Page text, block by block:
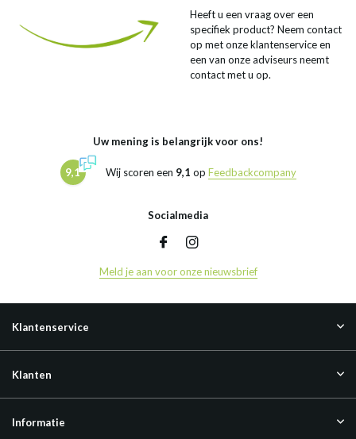
Heeft u een vraag over een
specifiek product? Neem contact
op met onze klantenservice en
een van onze adviseurs neemt
contact met u op.
Uw mening is belangrijk voor ons!
9,1 Wij scoren een 9,1 op Feedbackcompany
Socialmedia
Meld je aan voor onze nieuwsbrief
Klantenservice
Klanten
Informatie